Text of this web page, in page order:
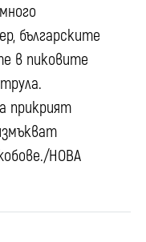
българските
в пиковите
прикрият
НОВА